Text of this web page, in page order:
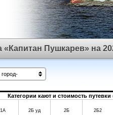
Пушкарев» на
Категории кают и стоимость
1А 2Б уд 2Б 2Б2